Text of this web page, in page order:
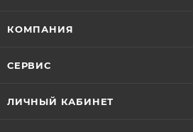
КОМПАНИЯ
СЕРВИС
ЛИЧНЫЙ КАБИНЕТ